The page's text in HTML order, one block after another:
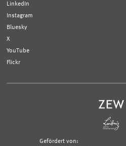
LinkedIn
Instagram
Bluesky
X
YouTube
Flickr
Gefördert von: